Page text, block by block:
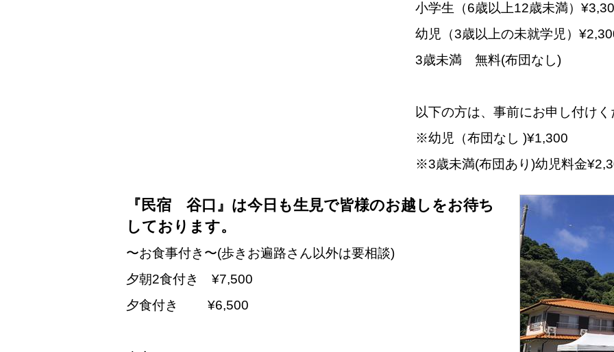
小学生（6歳以上12歳未満）
幼児（3歳以上の未就学児）
3歳未満 無料(布団なし)
以下の方は、事前にお申し付けく
※幼児（布団なし )¥1,300
※3歳未満(布団あり)幼児料金
『民宿 谷口』は今日も生見で皆様のお越しをお待ち
しております。
〜お食事付き〜(歩きお遍路さん以外は要相談)
夕朝2食付き ¥7,500
夕食付き ¥6,500